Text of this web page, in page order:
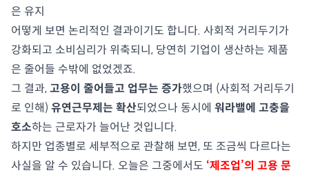
은 유지
어떻게 보면 논리적인 결과이기도 합니다. 사회적 거리두기가
강화되고 소비심리가 위축되니, 당연히 기업이 생산하는 제품
은 줄어들 수밖에 없었겠죠.
그 결과,고용이 줄어들고 업무는 증가했으며 (사회적 거리두기
로 인해) 유연근무제는 확산되었으나 동시에 워라밸에 고충을
호소하는 근로자가 늘어난 것입니다.
하지만 업종별로 세부적으로 관찰해 보면, 또 조금씩 다르다는
사실을 알 수 있습니다. 오늘은 그중에서도 ‘제조업’의 고용 문